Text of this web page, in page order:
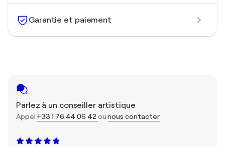
Garantie et paiement
Parlez à un conseiller artistique
Appel +33 1 76 44 06 42 ounous contacter